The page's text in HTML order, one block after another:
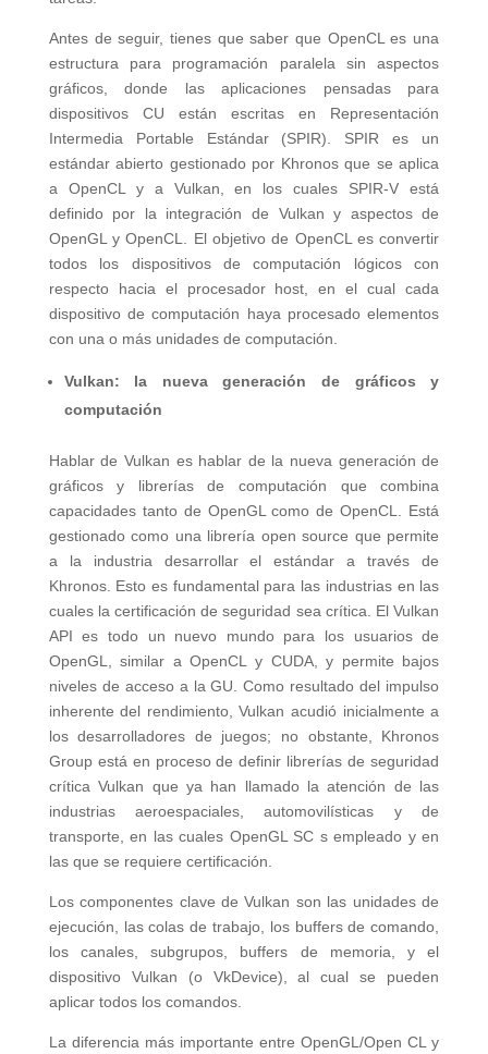
Antes de seguir, tienes que saber que OpenCL es una
estructura para programación paralela sin aspectos
gráficos, donde las aplicaciones pensadas para
dispositivos CU están escritas en Representación
Intermedia Portable Estándar (SPIR). SPIR es un
estándar abierto gestionado por Khronos que se aplica
a OpenCL y a Vulkan, en los cuales SPIR-V está
definido por la integración de Vulkan y aspectos de
OpenGL y OpenCL. El objetivo de OpenCL es convertir
todos los dispositivos de computación lógicos con
respecto hacia el procesador host, en el cual cada
dispositivo de computación haya procesado elementos
con una o más unidades de computación.
Vulkan: la nueva generación de gráficos y
computación
Hablar de Vulkan es hablar de la nueva generación de
gráficos y librerías de computación que combina
capacidades tanto de OpenGL como de OpenCL. Está
gestionado como una librería open source que permite
a la industria desarrollar el estándar a través de
Khronos. Esto es fundamental para las industrias en las
cuales la certificación de seguridad sea crítica. El Vulkan
API es todo un nuevo mundo para los usuarios de
OpenGL, similar a OpenCL y CUDA, y permite bajos
niveles de acceso a la GU. Como resultado del impulso
inherente del rendimiento, Vulkan acudió inicialmente a
los desarrolladores de juegos; no obstante, Khronos
Group está en proceso de definir librerías de seguridad
crítica Vulkan que ya han llamado la atención de las
industrias aeroespaciales, automovilísticas y de
transporte, en las cuales OpenGL SC s empleado y en
las que se requiere certificación.
Los componentes clave de Vulkan son las unidades de
ejecución, las colas de trabajo, los buffers de comando,
los canales, subgrupos, buffers de memoria, y el
dispositivo Vulkan (o VkDevice), al cual se pueden
aplicar todos los comandos.
La diferencia más importante entre OpenGL/Open CL y